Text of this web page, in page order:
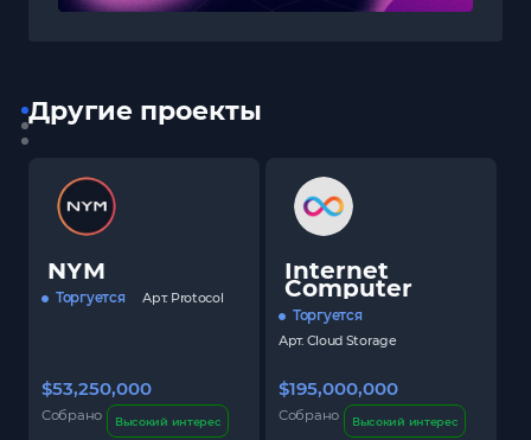
Другие проекты
NYM
Торгуется Арт. Protocol
$53,250,000
Собрано Высокий интерес
Internet
Computer
Торгуется
Арт. Cloud Storage
$195,000,000
Собрано Высокий интерес